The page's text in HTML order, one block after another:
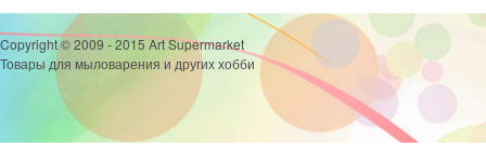
Copyright © 2009 - 2015 Art Supermarket
Товары для мыловарения и других хобби